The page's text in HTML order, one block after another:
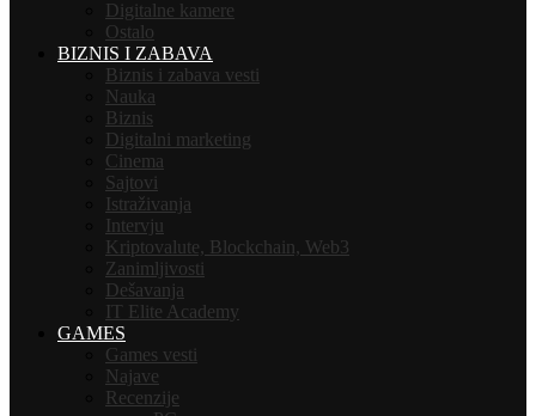
Digitalne kamere
Ostalo
BIZNIS I ZABAVA
Biznis i zabava vesti
Nauka
Biznis
Digitalni marketing
Cinema
Sajtovi
Istraživanja
Intervju
Kriptovalute, Blockchain, Web3
Zanimljivosti
Dešavanja
IT Elite Academy
GAMES
Games vesti
Najave
Recenzije